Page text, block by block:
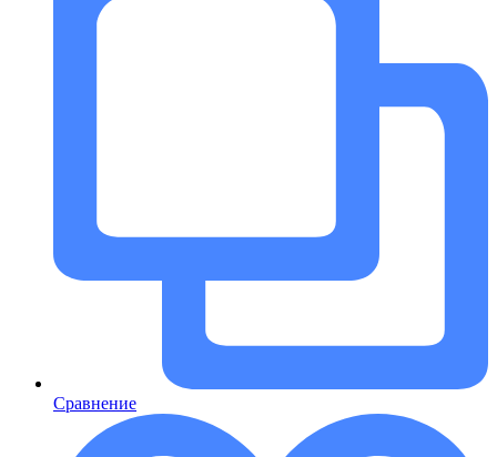
Сравнение